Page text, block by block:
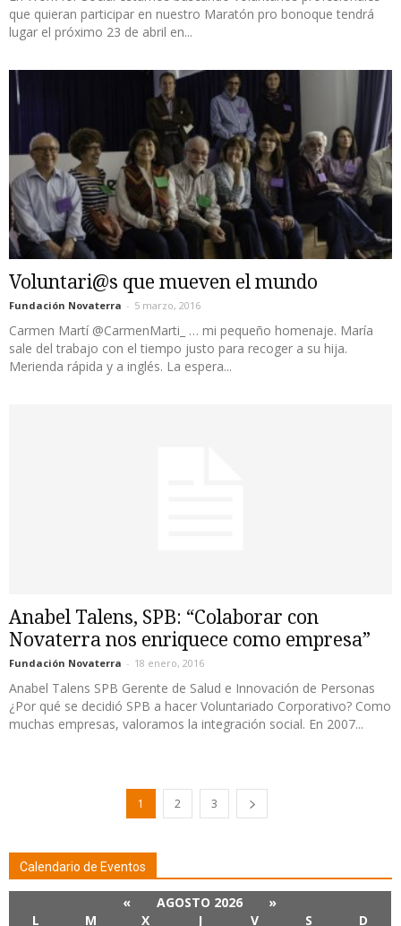
que quieran participar en nuestro Maratón pro bonoque tendrá
lugar el próximo 23 de abril en...
Voluntari@s que mueven el mundo
Fundación Novaterra - 5 marzo, 2016
Carmen Martí @CarmenMarti_ … mi pequeño homenaje. María
sale del trabajo con el tiempo justo para recoger a su hija.
Merienda rápida y a inglés. La espera...
Anabel Talens, SPB: “Colaborar con
Novaterra nos enriquece como empresa”
Fundación Novaterra - 18 enero, 2016
Anabel Talens SPB Gerente de Salud e Innovación de Personas
¿Por qué se decidió SPB a hacer Voluntariado Corporativo? Como
muchas empresas, valoramos la integración social. En 2007...
1 2 3
Calendario de Eventos
« AGOSTO 2026
»
L
M X J V S
D